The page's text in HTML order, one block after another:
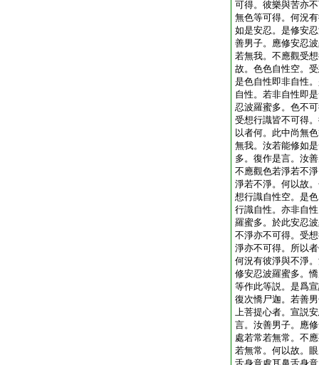
可得。彼樂與苦亦
無色等可得。何況
如是安忍。是修安
善男子。應修安忍
若無我。不應觀受
故。色色自性空。
是色自性即非自性
自性。若非自性即
忍波羅蜜多。色不
受想行識皆不可得
以者何。此中尚無
無我。汝若能修如
多。復作是言。汝
不應觀色若淨若不
淨若不淨。何以故
想行識自性空。是
行識自性。亦非自
羅蜜多。於此安忍
不淨亦不可得。受
淨亦不可得。所以
何況有彼淨與不淨
修安忍波羅蜜多。
等作此等説。是爲
復次憍尸迦。若善
上菩提心者。宣説
言。汝善男子。應
處若常若無常。不
若無常。何以故。